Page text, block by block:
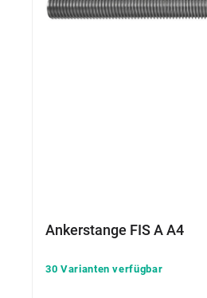
Ankerstange FIS A A4
30 Varianten verfügbar